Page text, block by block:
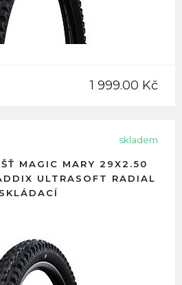
1 999.00 Kč
skladem
MAGIC MARY 29X2.50
ULTRASOFT RADIAL
SKLÁDACÍ